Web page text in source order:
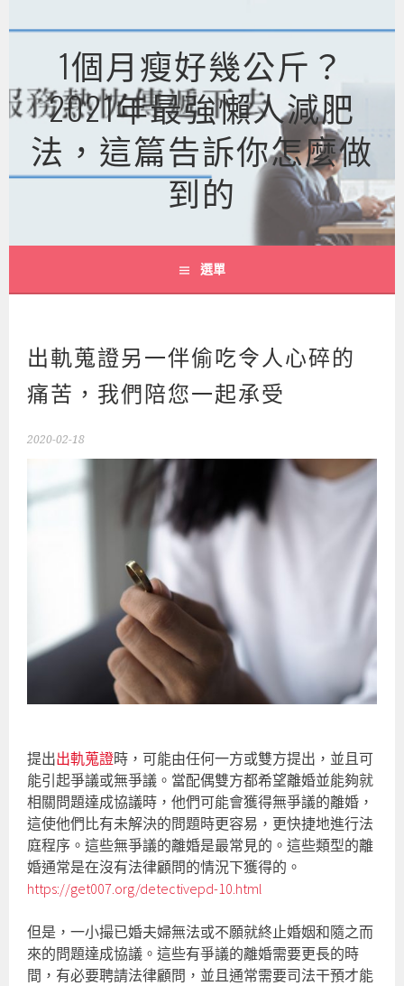
至
內
容
1個月瘦好幾公斤？
2021年最強懶人減肥
法，這篇告訴你怎麼做
到的
選單
出軌蒐證另一伴偷吃令人心碎的
痛苦，我們陪您一起承受
2020-02-18
提出出軌蒐證時，可能由任何一方或雙方提出，並且可
能引起爭議或無爭議。當配偶雙方都希望離婚並能夠就
相關問題達成協議時，他們可能會獲得無爭議的離婚，
這使他們比有未解決的問題時更容易，更快捷地進行法
庭程序。這些無爭議的離婚是最常見的。這些類型的離
婚通常是在沒有法律顧問的情況下獲得的。
https://get007.org/detectivepd-10.html
但是，一小撮已婚夫婦無法或不願就終止婚姻和隨之而
來的問題達成協議。這些有爭議的離婚需要更長的時
間，有必要聘請法律顧問，並且通常需要司法干預才能